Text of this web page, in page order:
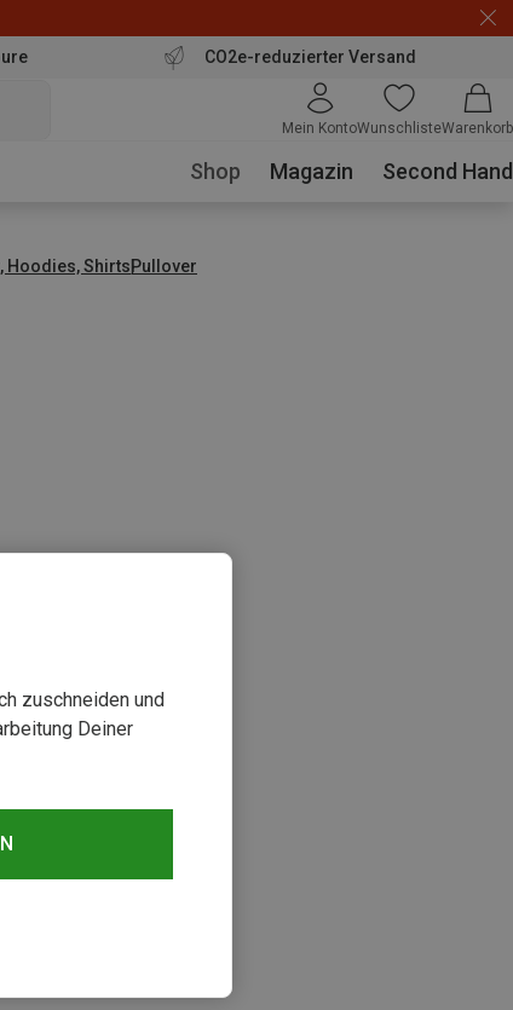
CO2e-reduzierter Versand
Mein KontoWunschlisteWarenkorb
Shop Magazin Second Hand
Hoodies, ShirtsPullover
zuschneiden und
Deiner